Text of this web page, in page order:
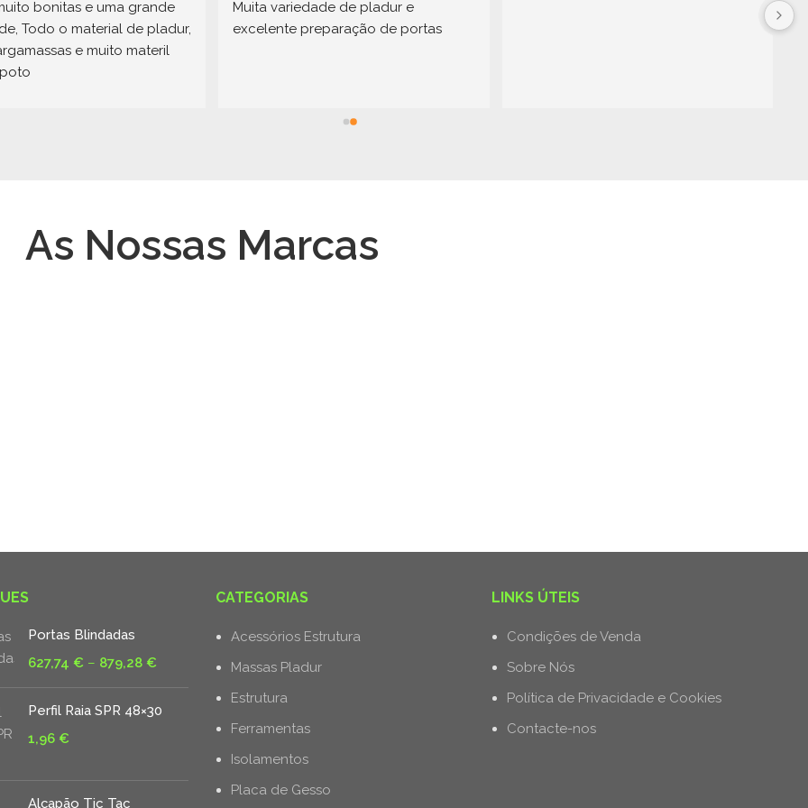
bonitas e uma grande
Todo o material de pladur,
e muito materil
Muita variedade de pladur e
excelente preparação de portas
As Nossas Marcas
Portas Blindadas
627,74 € – 879,28 €Price
range:
627,74 €
Perfil Raia SPR 48×30
1,96 €
Alçapão Tic Tac
CATEGORIAS
Acessórios Estrutura
Massas Pladur
Estrutura
Ferramentas
Isolamentos
Placa de Gesso
LINKS ÚTEIS
Condições de Venda
Sobre Nós
Política de Privacidade e Cookies
Contacte-nos